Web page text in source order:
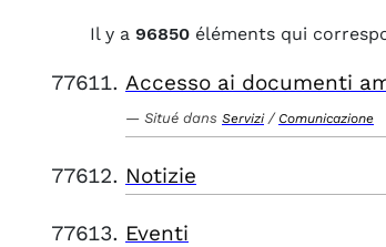
Il y a 96850 éléments qui
Accesso ai documenti
Situé dans Servizi / Comunicazione
Notizie
Eventi